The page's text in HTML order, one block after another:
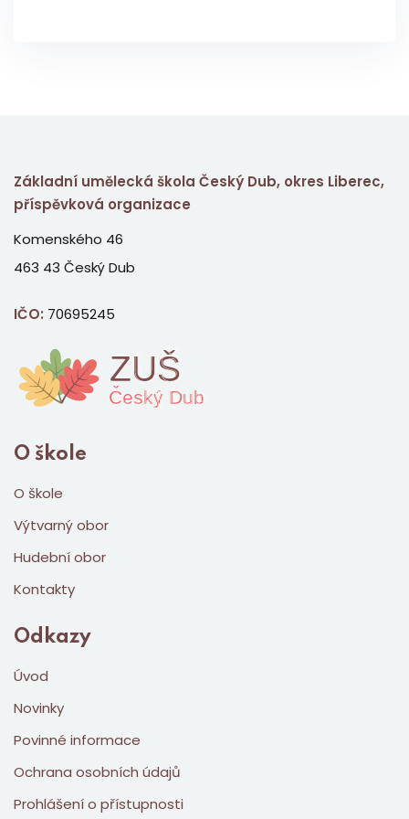
Základní umělecká škola Český Dub, okres Liberec,
příspěvková organizace
Komenského 46
463 43 Český Dub
IČO: 70695245
O škole
O škole
Výtvarný obor
Hudební obor
Kontakty
Odkazy
Úvod
Novinky
Povinné informace
Ochrana osobních údajů
Prohlášení o přístupnosti